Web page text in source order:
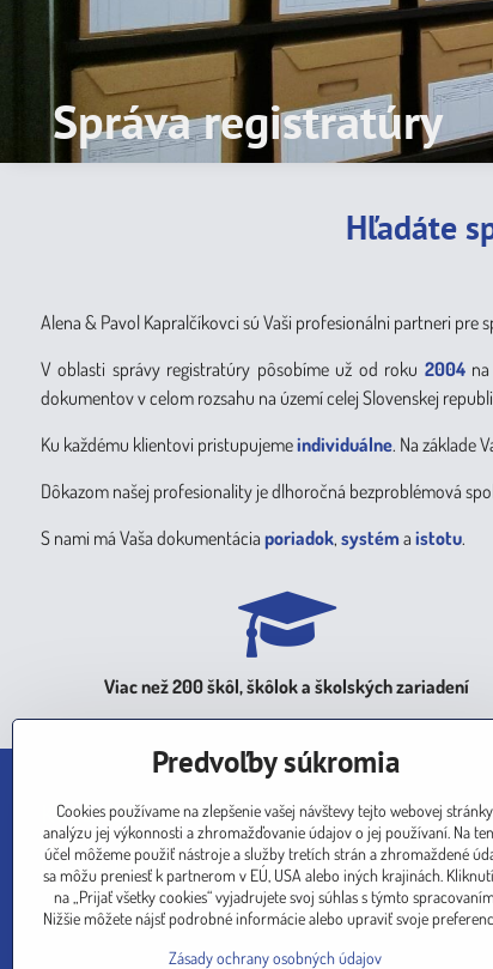
Správa registratúry
Uskladnenie
Hľadáte
Alena & Pavol Kapralčíkovci sú Vaši profesionálni partneri
V oblasti správy registratúry pôsobíme už od roku 2004na
dokumentov v celom rozsahu na území celej Slovenskej
Ku každému klientovi pristupujemeindividuálne. Na základe
Dôkazom našej profesionality je dlhoročná bezproblémová
S nami má Vaša dokumentácia poriadok, systém a istotu.
Viac než 200 škôl, škôlok a školských zariadení
Kontakt
Telefón
0907 510 072
0905 571 336
0918 578 044
042 438 3440
Predvoľby súkromia
Cookies používame na zlepšenie vašej návštevy tejto webovej stránky,
analýzu jej výkonnosti a zhromažďovanie údajov o jej používaní. Na
účel môžeme použiť nástroje a služby tretích strán a zhromaždené
sa môžu preniesť k partnerom v EÚ, USA alebo iných krajinách.
na „Prijať všetky cookies“ vyjadrujete svoj súhlas s týmto spracovaním.
Nižšie môžete nájsť podrobné informácie alebo upraviť svoje
Zásady ochrany osobných údajov